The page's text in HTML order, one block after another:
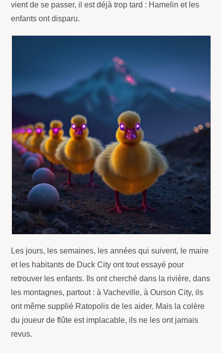
vient de se passer, il est déjà trop tard : Hamelin et les
enfants ont disparu.
Les jours, les semaines, les années qui suivent, le maire
et les habitants de Duck City ont tout essayé pour
retrouver les enfants. Ils ont cherché dans la rivière, dans
les montagnes, partout : à Vacheville, à Ourson City, ils
ont même supplié Ratopolis de les aider. Mais la colère
du joueur de flûte est implacable, ils ne les ont jamais
revus.